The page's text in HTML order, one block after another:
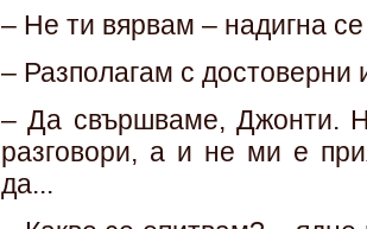
– Не ти вярвам – надигна
– Разполагам с достоверни
– Да свършваме, Джонти.
разговори, а и не ми е
да...